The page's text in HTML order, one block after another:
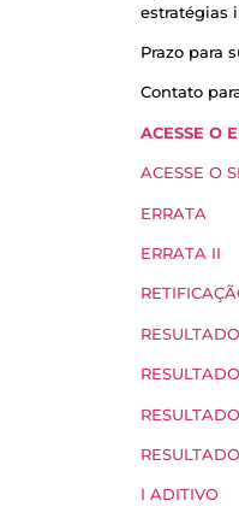
estratégias
Prazo para
Contato
ACESSE O
ACESSE O
ERRATA
ERRATA II
I ADITIVO